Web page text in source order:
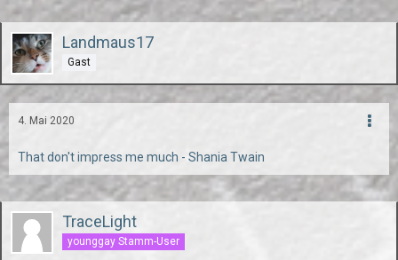
Landmaus17
Gast
4. Mai 2020
That don't impress me much - Shania Twain
TraceLight
younggay Stamm-User